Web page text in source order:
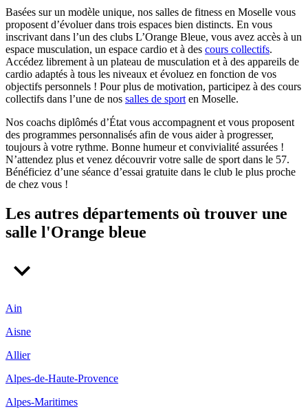
Basées sur un modèle unique, nos salles de fitness en Moselle vous
proposent d’évoluer dans trois espaces bien distincts. En vous
inscrivant dans l’un des clubs L’Orange Bleue, vous avez accès à un
espace musculation, un espace cardio et à des cours collectifs.
Accédez librement à un plateau de musculation et à des appareils de
cardio adaptés à tous les niveaux et évoluez en fonction de vos
objectifs personnels ! Pour plus de motivation, participez à des cours
collectifs dans l’une de nos salles de sport en Moselle.
Nos coachs diplômés d’État vous accompagnent et vous proposent
des programmes personnalisés afin de vous aider à progresser,
toujours à votre rythme. Bonne humeur et convivialité assurées !
N’attendez plus et venez découvrir votre salle de sport dans le 57.
Bénéficiez d’une séance d’essai gratuite dans le club le plus proche
de chez vous !
Les autres départements où trouver une
salle l'Orange bleue
Ain
Aisne
Allier
Alpes-de-Haute-Provence
Alpes-Maritimes